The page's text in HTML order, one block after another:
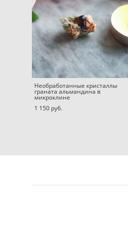
Необработанные кристаллы
граната альмандина в
микроклине
1 150 pуб.